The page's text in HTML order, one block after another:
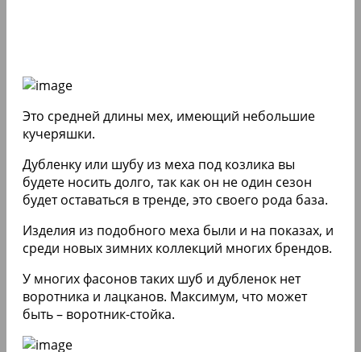
Это средней длины мех, имеющий небольшие
кучеряшки.
Дубленку или шубу из меха под козлика вы
будете носить долго, так как он не один сезон
будет оставаться в тренде, это своего рода база.
Изделия из подобного меха были и на показах, и
среди новых зимних коллекций многих брендов.
У многих фасонов таких шуб и дубленок нет
воротника и лацканов. Максимум, что может
быть – воротник-стойка.